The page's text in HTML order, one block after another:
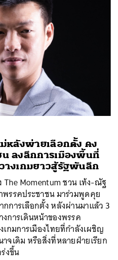
หลังพ่ายเลือกตั้ง คง
ลงลึกการเมืองพื้นที่
างเกมยาวสู้รัฐพันลึก
The Momentum ชวน เท้ง-ณัฐ
รรคประชาชน มาร่วมพูดคุย
การเลือกตั้ง หลังผ่านมาแล้ว 3
การเดินหน้าของพรรค
กมการเมืองไทยที่กำลังเผชิญ
จเดิม หรือสิ่งที่หลายฝ่ายเรียก
งขึ้น